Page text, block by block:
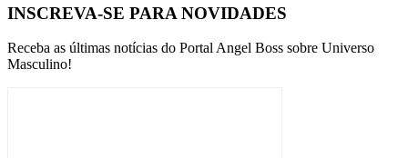
INSCREVA-SE PARA NOVIDADES
Receba as últimas notícias do Portal Angel Boss sobre Universo
Masculino!